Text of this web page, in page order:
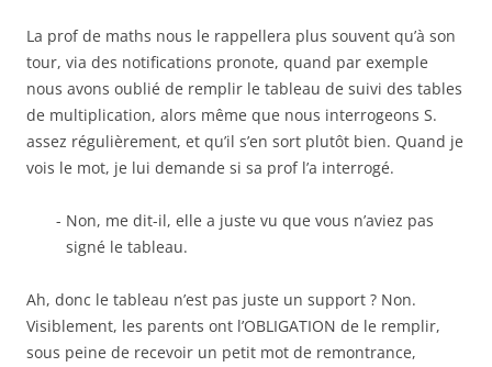
La prof de maths nous le rappellera plus souvent qu’à son
tour, via des notifications pronote, quand par exemple
nous avons oublié de remplir le tableau de suivi des tables
de multiplication, alors même que nous interrogeons S.
assez régulièrement, et qu’il s’en sort plutôt bien. Quand je
vois le mot, je lui demande si sa prof l’a interrogé.
Non, me dit-il, elle a juste vu que vous n’aviez pas
signé le tableau.
Ah, donc le tableau n’est pas juste un support ? Non.
Visiblement, les parents ont l’OBLIGATION de le remplir,
sous peine de recevoir un petit mot de remontrance,